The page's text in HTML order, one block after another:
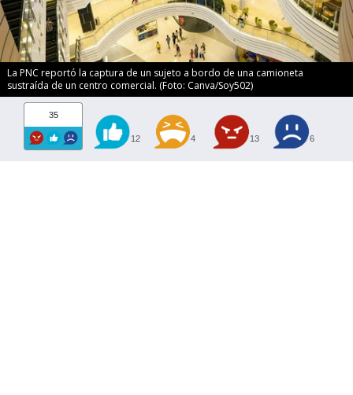
La PNC reportó la captura de un sujeto a bordo de una camioneta
sustraída de un centro comercial. (Foto: Canva/Soy502)
35
12 4 13 6